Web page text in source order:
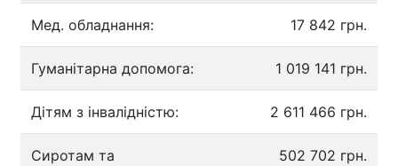
Мед. обладнання: 17 842 грн.
Гуманітарна допомога: 1 019 141 грн.
Дітям з інвалідністю: 2 611 466 грн.
Сиротам та
502 702 грн.